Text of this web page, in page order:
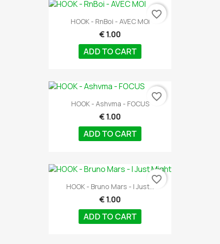
HOOK - RnBoi - AVEC MOI
€ 1.00
ADD TO CART
favorite_border
HOOK - Ashvma - FOCUS
€ 1.00
ADD TO CART
favorite_border
HOOK - Bruno Mars - I Just...
€ 1.00
ADD TO CART
favorite_border